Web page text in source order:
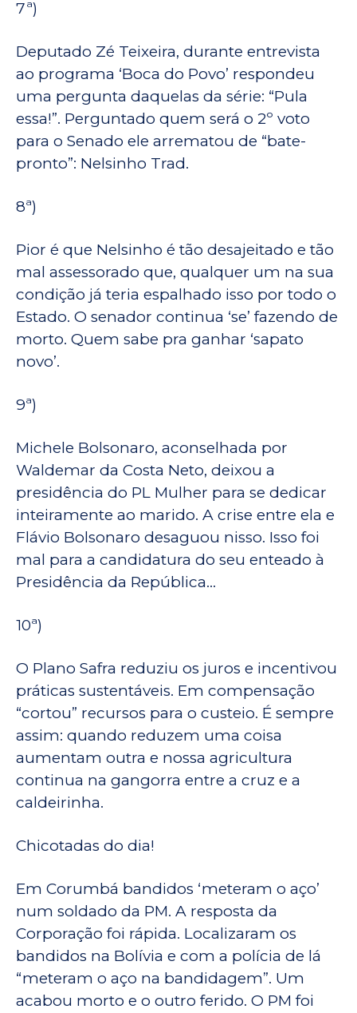
7ª)
Deputado Zé Teixeira, durante entrevista
ao programa ‘Boca do Povo’ respondeu
uma pergunta daquelas da série: “Pula
essa!”. Perguntado quem será o 2º voto
para o Senado ele arrematou de “bate-
pronto”: Nelsinho Trad.
8ª)
Pior é que Nelsinho é tão desajeitado e tão
mal assessorado que, qualquer um na sua
condição já teria espalhado isso por todo o
Estado. O senador continua ‘se’ fazendo de
morto. Quem sabe pra ganhar ‘sapato
novo’.
9ª)
Michele Bolsonaro, aconselhada por
Waldemar da Costa Neto, deixou a
presidência do PL Mulher para se dedicar
inteiramente ao marido. A crise entre ela e
Flávio Bolsonaro desaguou nisso. Isso foi
mal para a candidatura do seu enteado à
Presidência da República…
10ª)
O Plano Safra reduziu os juros e incentivou
práticas sustentáveis. Em compensação
“cortou” recursos para o custeio. É sempre
assim: quando reduzem uma coisa
aumentam outra e nossa agricultura
continua na gangorra entre a cruz e a
caldeirinha.
Chicotadas do dia!
Em Corumbá bandidos ‘meteram o aço’
num soldado da PM. A resposta da
Corporação foi rápida. Localizaram os
bandidos na Bolívia e com a polícia de lá
“meteram o aço na bandidagem”. Um
acabou morto e o outro ferido. O PM foi